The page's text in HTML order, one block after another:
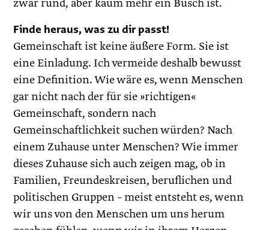
zwar rund, aber kaum mehr ein Busch ist.
Finde heraus, was zu dir passt!
Gemeinschaft ist keine äußere Form. Sie ist
eine Einladung. Ich vermeide deshalb bewusst
eine Definition. Wie wäre es, wenn Menschen
gar nicht nach der für sie »richtigen«
Gemeinschaft, sondern nach
Gemeinschaftlichkeit suchen würden? Nach
einem Zuhause unter Menschen? Wie immer
dieses Zuhause sich auch zeigen mag, ob in
Familien, Freundeskreisen, beruflichen und
politischen Gruppen – meist entsteht es, wenn
wir uns von den Menschen um uns herum